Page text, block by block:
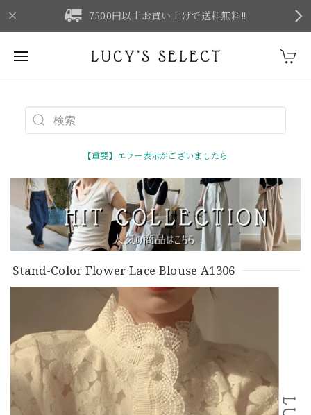
7500円以上お買い上げで送料無料‼
【重要】エラー表示がございましたら
Stand-Color Flower Lace Blouse A1306